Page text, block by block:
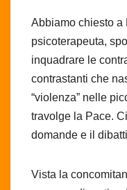
Abbiamo chiesto a
psicoterapeuta,
inquadrare le
contrastanti che
“violenza” nelle
travolge la Pace.
domande e il
Vista la